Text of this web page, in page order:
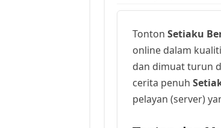
Tonton Setiaku
online dalam
dan dimuat turun
cerita penuh
pelayan (server)